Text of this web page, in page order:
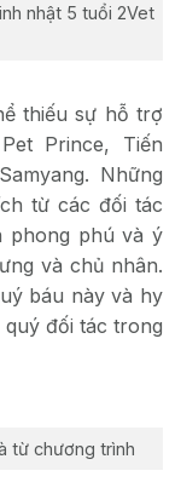
nhật 5 tuổi 2Vet
thiếu sự hỗ trợ
Prince, Tiến
Những
từ các đối tác
phong phú và ý
và chủ nhân.
báu này và hy
đối tác trong
từ chương trình